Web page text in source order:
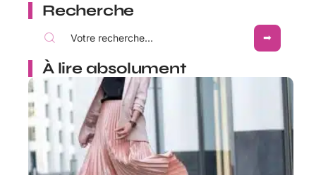
Recherche
À lire absolument